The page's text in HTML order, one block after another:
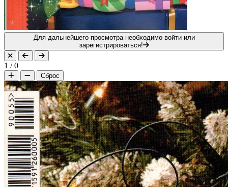
Для дальнейшего просмотра необходимо войти или
зарегистрироваться!
1 /0
Сброс